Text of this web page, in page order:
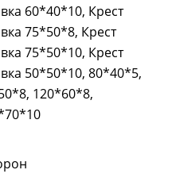
60*40*10, Крест
75*50*8, Крест
75*50*10, Крест
50*50*10, 80*40*5,
120*60*8,